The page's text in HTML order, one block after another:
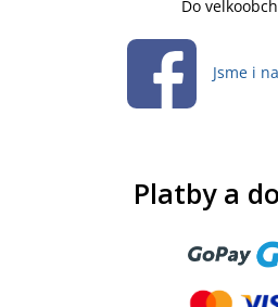
Do
Jsme i
Platby a